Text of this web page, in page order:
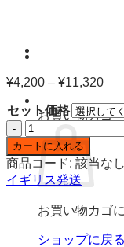
お買い物カゴ
お買い物カゴ
ショップに戻る
¥4,200 – ¥11,320価
帯:
セット価格
NASTY
JUICE
(自
作
リ
ド)
カートに入れる
商品コード: 該当なし
イギリス発送